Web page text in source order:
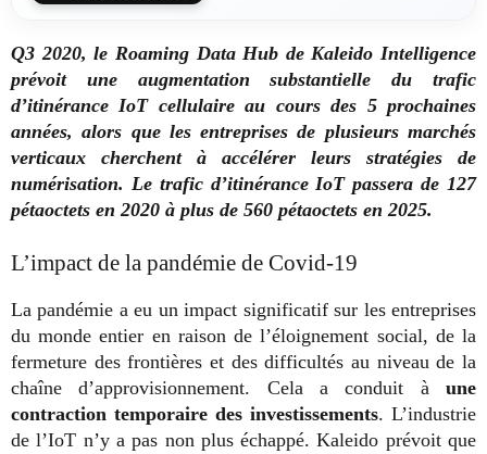
Q3 2020, le Roaming Data Hub de Kaleido Intelligence
prévoit une augmentation substantielle du trafic
d’itinérance IoT cellulaire au cours des 5 prochaines
années, alors que les entreprises de plusieurs marchés
verticaux cherchent à accélérer leurs stratégies de
numérisation. Le trafic d’itinérance IoT passera de 127
pétaoctets en 2020 à plus de 560 pétaoctets en 2025.
L’impact de la pandémie de Covid-19
La pandémie a eu un impact significatif sur les entreprises
du monde entier en raison de l’éloignement social, de la
fermeture des frontières et des difficultés au niveau de la
chaîne d’approvisionnement. Cela a conduit à une
contraction temporaire des investissements. L’industrie
de l’IoT n’y a pas non plus échappé. Kaleido prévoit que